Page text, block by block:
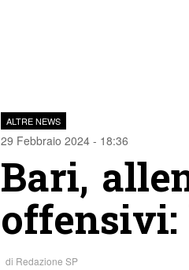
ALTRE NEWS
29 Febbraio 2024 - 18:36
Bari,
di Redazione SP